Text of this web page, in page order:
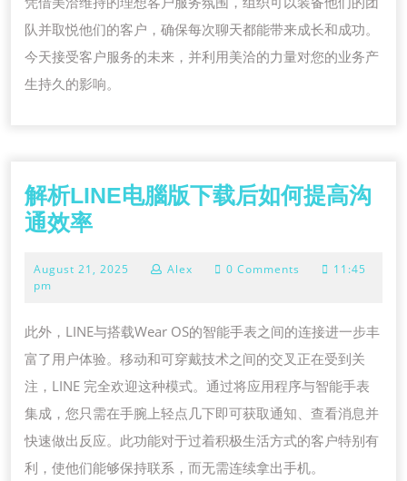
队并取悦他们的客户，确保每次聊天都能带来成长和成功。
今天接受客户服务的未来，并利用美洽的力量对您的业务产
生持久的影响。
解析LINE电腦版下载后如何提高沟
通效率解
LINE
腦
版
下
载
后
如
August 21, 2025 AugustAlex 0 Comments
11:45
pm
此外，LINE与搭载Wear OS的智能手表之间的连接进一步丰
富了用户体验。移动和可穿戴技术之间的交叉正在受到关
注，LINE 完全欢迎这种模式。通过将应用程序与智能手表
集成，您只需在手腕上轻点几下即可获取通知、查看消息并
快速做出反应。此功能对于过着积极生活方式的客户特别有
利，使他们能够保持联系，而无需连续拿出手机。